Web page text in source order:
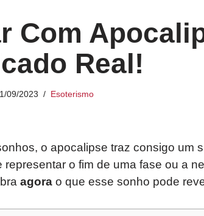
Com
Real!
09/2023 Esoterismo
o apocalipse traz consigo um
representar o fim de uma fase ou a
agorao que esse sonho pode